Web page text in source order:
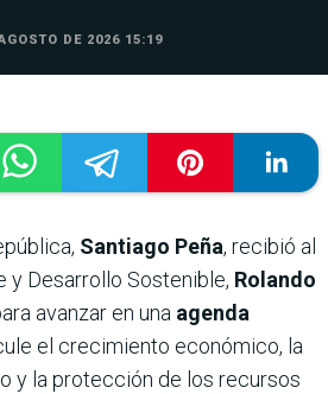
DE 2026 15:19
Santiago Peña, recibió al
y Desarrollo Sostenible, Rolando
avanzar en una agenda
el crecimiento económico, la
y la protección de los recursos